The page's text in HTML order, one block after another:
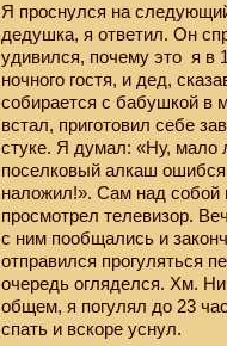
Я проснулся на
дедушка, я ответил. Он
удивился, почему это я в
ночного гостя, и дед,
собирается с бабушкой в
встал, приготовил себе
стуке. Я думал: «Ну, мало
поселковый алкаш
наложил!». Сам над собой
просмотрел телевизор.
с ним пообщались и
отправился прогуляться
очередь огляделся. Хм.
общем, я погулял до 23
спать и вскоре уснул.